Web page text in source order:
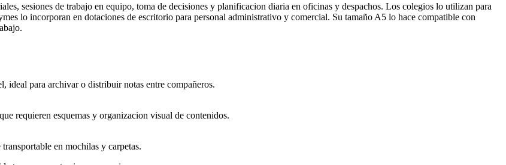
sesiones de trabajo en equipo, toma de decisiones y planificacion diaria en oficinas y despachos. Los colegios lo utilizan para
lo incorporan en dotaciones de escritorio para personal administrativo y comercial. Su tamaño A5 lo hace compatible con
ideal para archivar o distribuir notas entre compañeros.
requieren esquemas y organizacion visual de contenidos.
en mochilas y carpetas.